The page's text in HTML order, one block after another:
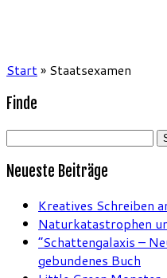
Start» Staatsexamen
Finde
Suchen
Neueste Beiträge
Kreatives Schreiben
Naturkatastrophen
“Schattengalaxis –
gebundenes Buch